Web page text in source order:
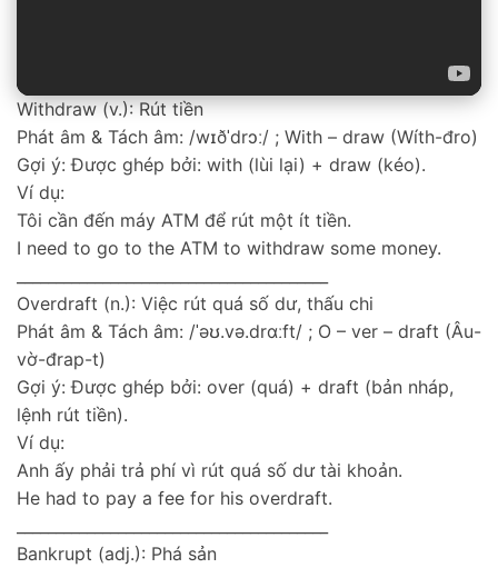
Withdraw (v.): Rút tiền
Phát âm & Tách âm: /wɪðˈdrɔː/ ; With – draw (Wíth-đro)
Gợi ý: Được ghép bởi: with (lùi lại) + draw (kéo).
Ví dụ:
Tôi cần đến máy ATM để rút một ít tiền.
I need to go to the ATM to withdraw some money.
Overdraft (n.): Việc rút quá số dư, thấu chi
Phát âm & Tách âm: /ˈəʊ.və.drɑːft/ ; O – ver – draft (Âu-
vờ-đrap-t)
Gợi ý: Được ghép bởi: over (quá) + draft (bản nháp,
lệnh rút tiền).
Ví dụ:
Anh ấy phải trả phí vì rút quá số dư tài khoản.
He had to pay a fee for his overdraft.
Bankrupt (adj.): Phá sản